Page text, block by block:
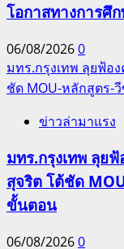
โอกาสทางการศึ
06/08/20260
มทร.กรุงเทพ ลุยฟ้อ
ชัด MOU-หลักสูตร
ข่าวล่ามาแรง
มทร.กรุงเทพ ลุย
สุจริต โต้ชัด
ขั้นตอน
06/08/20260